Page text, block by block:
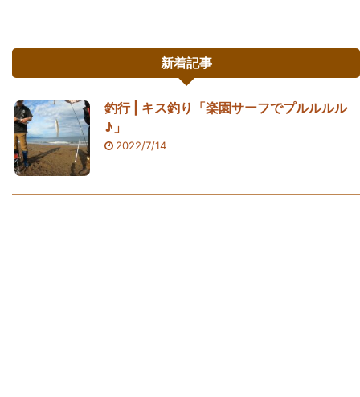
新着記事
釣行 | キス釣り「楽園サーフでプルルルル
♪」
2022/7/14